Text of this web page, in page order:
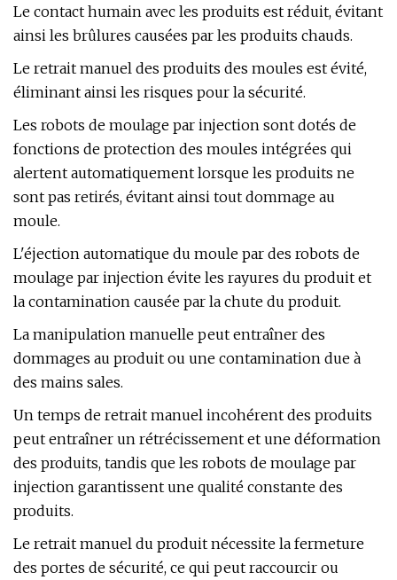
Le contact humain avec les produits est réduit, évitant
ainsi les brûlures causées par les produits chauds.
Le retrait manuel des produits des moules est évité,
éliminant ainsi les risques pour la sécurité.
Les robots de moulage par injection sont dotés de
fonctions de protection des moules intégrées qui
alertent automatiquement lorsque les produits ne
sont pas retirés, évitant ainsi tout dommage au
moule.
L'éjection automatique du moule par des robots de
moulage par injection évite les rayures du produit et
la contamination causée par la chute du produit.
La manipulation manuelle peut entraîner des
dommages au produit ou une contamination due à
des mains sales.
Un temps de retrait manuel incohérent des produits
peut entraîner un rétrécissement et une déformation
des produits, tandis que les robots de moulage par
injection garantissent une qualité constante des
produits.
Le retrait manuel du produit nécessite la fermeture
des portes de sécurité, ce qui peut raccourcir ou